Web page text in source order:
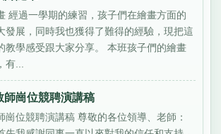
經過一學期的練習，孩子們在繪畫方面的
發展，同時我也獲得了難得的經驗，現把這
教學感受跟大家分享。 本班孩子們的繪畫
...
師崗位競聘演講稿
崗位競聘演講稿 尊敬的各位領導、老師：